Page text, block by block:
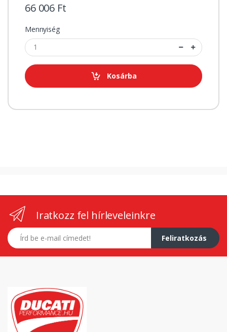
66 006 Ft
Mennyiség
Kosárba
Iratkozz fel hírleveleinkre
E-mail címed
Feliratkozás